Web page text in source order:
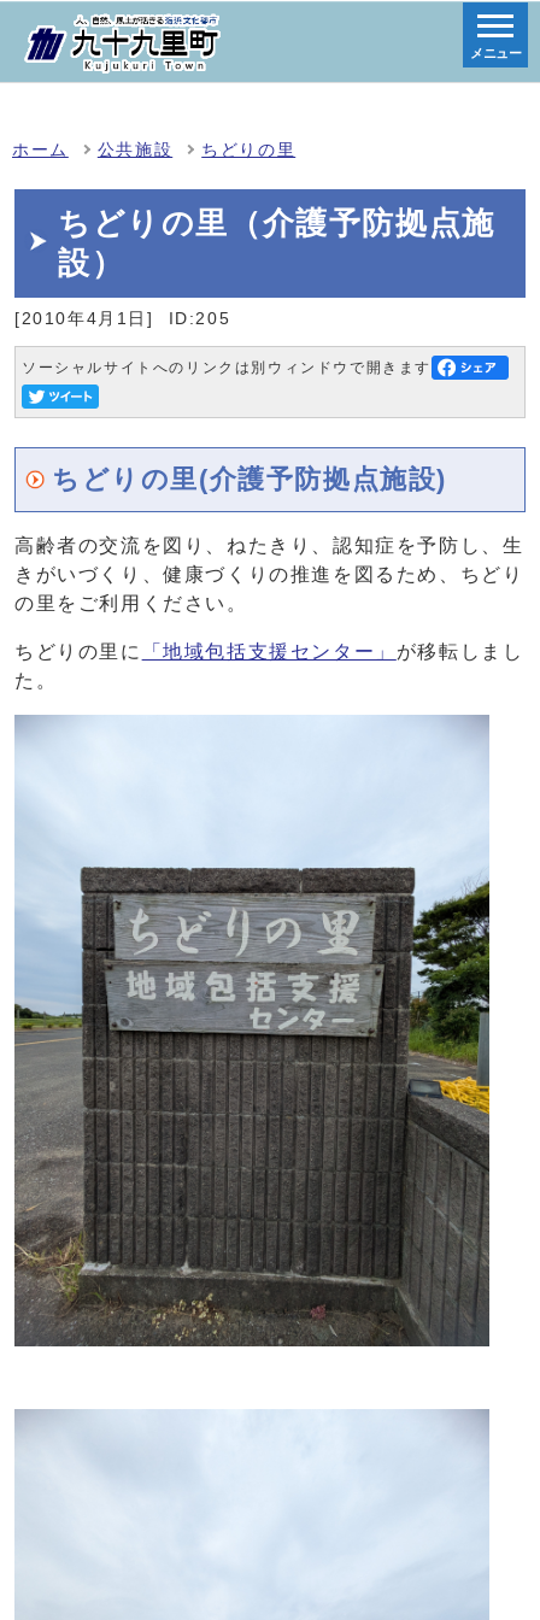
メニュー
ホーム 公共施設 ちどりの里
ちどりの里（介護予防拠点施
設）
[2010年4月1日] ID:205
ソーシャルサイトへのリンクは別ウィンドウで開きます
ちどりの里(介護予防拠点施設)
高齢者の交流を図り、ねたきり、認知症を予防し、生
きがいづくり、健康づくりの推進を図るため、ちどり
の里をご利用ください。
ちどりの里に 「地域包括支援センター」 が移転しまし
た。